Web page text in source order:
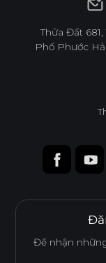
Thửa Đất
Phố Phước
Để nhận